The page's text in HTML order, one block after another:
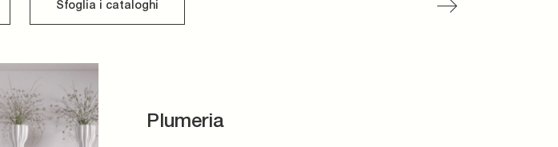
Sfoglia i cataloghi
Plumeria